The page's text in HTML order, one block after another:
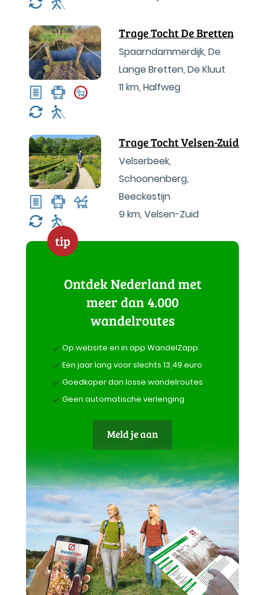
Trage Tocht De Bretten
Spaarndammerdijk, De
Lange Bretten, De Kluut
11 km, Halfweg
Trage Tocht Velsen-Zuid
Velserbeek,
Schoonenberg,
Beeckestijn
9 km, Velsen-Zuid
tip
Ontdek Nederland met
meer dan 4.000
wandelroutes
Op website en in app WandelZapp
Een jaar lang voor slechts 13,49 euro
Goedkoper dan losse wandelroutes
Geen automatische verlenging
Meld je aan